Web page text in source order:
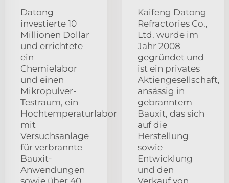
Datong
investierte 10
Millionen Dollar
und errichtete
ein
Chemielabor
und einen
Mikropulver-
Testraum, ein
Hochtemperaturlabor
mit
Versuchsanlage
für verbrannte
Bauxit-
Anwendungen
Kaifeng Datong
Refractories Co.,
Ltd. wurde im
Jahr 2008
gegründet und
ist ein privates
Aktiengesellschaft,
ansässig in
gebranntem
Bauxit, das sich
auf die
Herstellung
sowie
Entwicklung
und den